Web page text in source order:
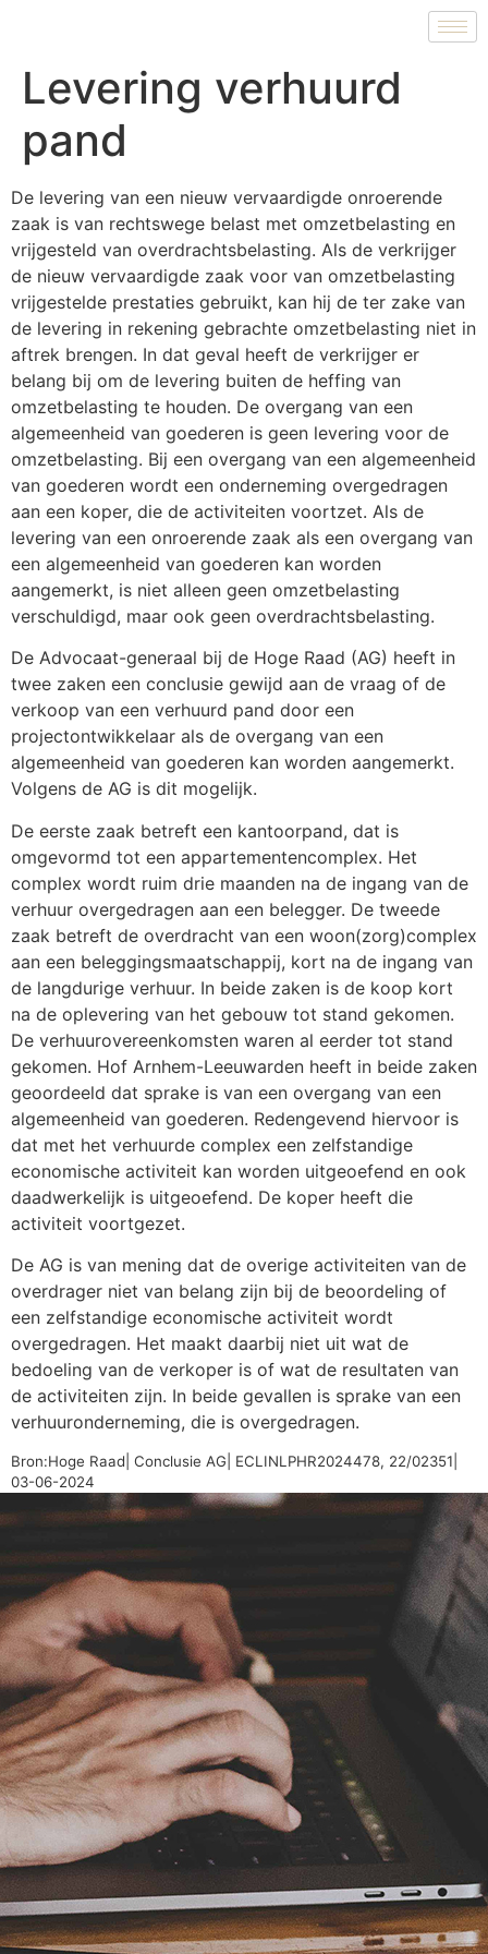
Levering verhuurd
pand
De levering van een nieuw vervaardigde onroerende
zaak is van rechtswege belast met omzetbelasting en
vrijgesteld van overdrachtsbelasting. Als de verkrijger
de nieuw vervaardigde zaak voor van omzetbelasting
vrijgestelde prestaties gebruikt, kan hij de ter zake van
de levering in rekening gebrachte omzetbelasting niet in
aftrek brengen. In dat geval heeft de verkrijger er
belang bij om de levering buiten de heffing van
omzetbelasting te houden. De overgang van een
algemeenheid van goederen is geen levering voor de
omzetbelasting. Bij een overgang van een algemeenheid
van goederen wordt een onderneming overgedragen
aan een koper, die de activiteiten voortzet. Als de
levering van een onroerende zaak als een overgang van
een algemeenheid van goederen kan worden
aangemerkt, is niet alleen geen omzetbelasting
verschuldigd, maar ook geen overdrachtsbelasting.
De Advocaat-generaal bij de Hoge Raad (AG) heeft in
twee zaken een conclusie gewijd aan de vraag of de
verkoop van een verhuurd pand door een
projectontwikkelaar als de overgang van een
algemeenheid van goederen kan worden aangemerkt.
Volgens de AG is dit mogelijk.
De eerste zaak betreft een kantoorpand, dat is
omgevormd tot een appartementencomplex. Het
complex wordt ruim drie maanden na de ingang van de
verhuur overgedragen aan een belegger. De tweede
zaak betreft de overdracht van een woon(zorg)complex
aan een beleggingsmaatschappij, kort na de ingang van
de langdurige verhuur. In beide zaken is de koop kort
na de oplevering van het gebouw tot stand gekomen.
De verhuurovereenkomsten waren al eerder tot stand
gekomen. Hof Arnhem-Leeuwarden heeft in beide zaken
geoordeeld dat sprake is van een overgang van een
algemeenheid van goederen. Redengevend hiervoor is
dat met het verhuurde complex een zelfstandige
economische activiteit kan worden uitgeoefend en ook
daadwerkelijk is uitgeoefend. De koper heeft die
activiteit voortgezet.
De AG is van mening dat de overige activiteiten van de
overdrager niet van belang zijn bij de beoordeling of
een zelfstandige economische activiteit wordt
overgedragen. Het maakt daarbij niet uit wat de
bedoeling van de verkoper is of wat de resultaten van
de activiteiten zijn. In beide gevallen is sprake van een
verhuuronderneming, die is overgedragen.
Bron:Hoge Raad| Conclusie AG| ECLINLPHR2024478, 22/02351|
03-06-2024